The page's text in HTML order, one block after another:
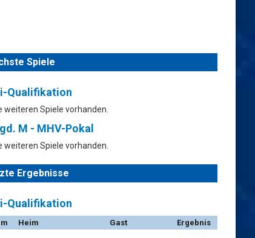
Spiele
Qualifikation
weiteren Spiele vorhanden.
M - MHV-Pokal
weiteren Spiele vorhanden.
Ergebnisse
Qualifikation
Heim Gast
Ergebnis